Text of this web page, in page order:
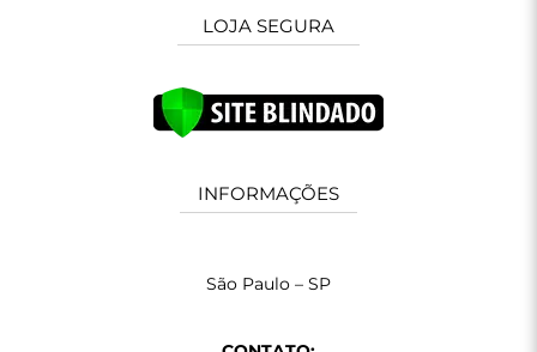
LOJA SEGURA
INFORMAÇÕES
São Paulo – SP